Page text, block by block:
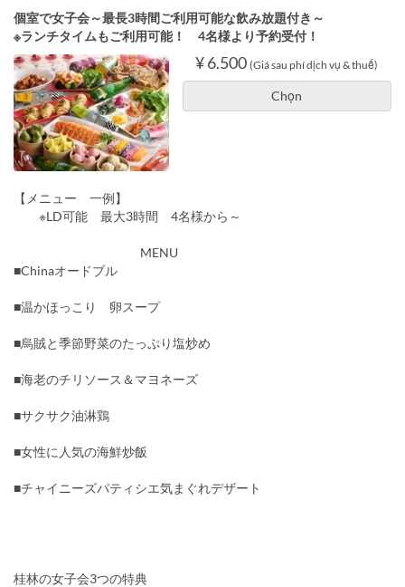
個室で女子会～最長3時間ご利用可能な飲み放題付き～
※ランチタイムもご利用可能！ 4名様より予約受付！
¥ 6.500 (Giá sau phí dịch vụ & thuế)
Chọn
【メニュー 一例】
※LD可能 最大3時間 4名様から～
MENU
■Chinaオードブル
■温かほっこり 卵スープ
■烏賊と季節野菜のたっぷり塩炒め
■海老のチリソース＆マヨネーズ
■サクサク油淋鶏
■女性に人気の海鮮炒飯
■チャイニーズパティシエ気まぐれデザート
桂林の女子会3つの特典